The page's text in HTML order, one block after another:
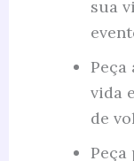
sua
Peça
vida
de